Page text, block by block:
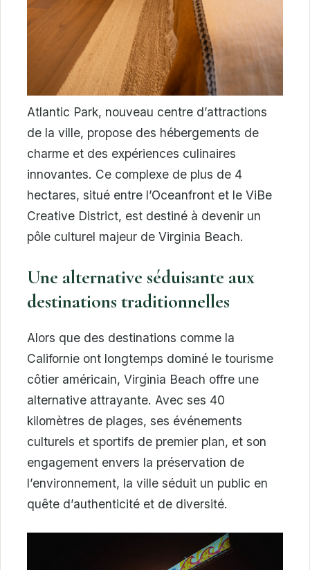
Atlantic Park, nouveau centre d’attractions
de la ville, propose des hébergements de
charme et des expériences culinaires
innovantes. Ce complexe de plus de 4
hectares, situé entre l’Oceanfront et le ViBe
Creative District, est destiné à devenir un
pôle culturel majeur de Virginia Beach.
Une alternative séduisante aux
destinations traditionnelles
Alors que des destinations comme la
Californie ont longtemps dominé le tourisme
côtier américain, Virginia Beach offre une
alternative attrayante. Avec ses 40
kilomètres de plages, ses événements
culturels et sportifs de premier plan, et son
engagement envers la préservation de
l’environnement, la ville séduit un public en
quête d’authenticité et de diversité.